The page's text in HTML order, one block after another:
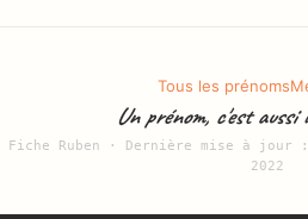
Tous les prénoms
Un prénom, c'est aussi
Fiche Ruben · Dernière mise à jour :
2022